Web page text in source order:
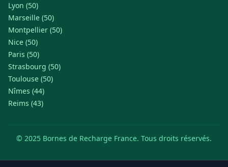
Lyon (50)
Marseille (50)
Montpellier (50)
Nice (50)
Paris (50)
Strasbourg (50)
Toulouse (50)
Nîmes (44)
Reims (43)
© 2025 Bornes de Recharge France. Tous droits réservés.